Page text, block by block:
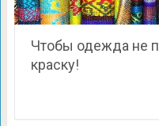
Чтобы одежда не
краску!